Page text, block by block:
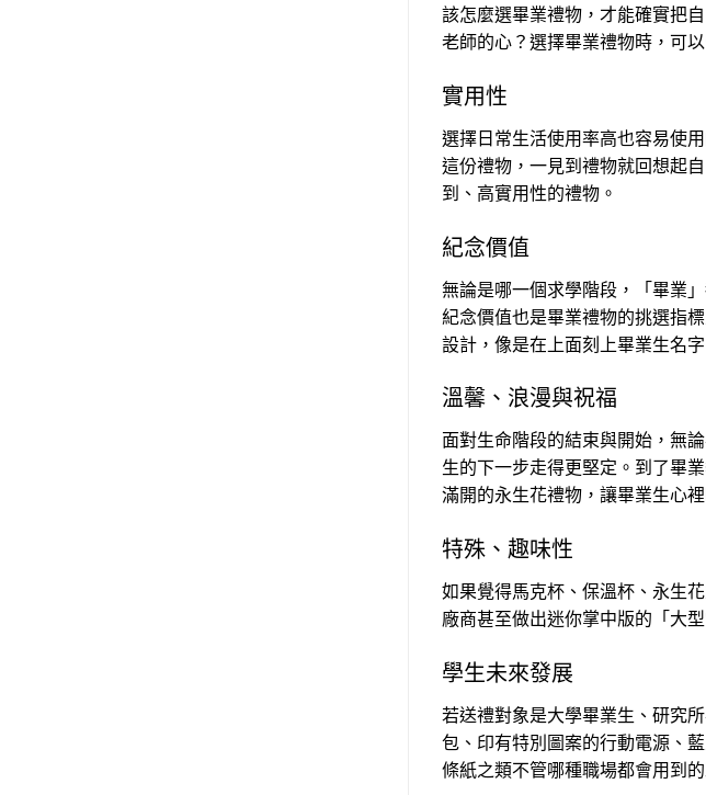
該怎麼選畢業禮物，才能確實把
老師的心？選擇畢業禮物時，可
實用性
選擇日常生活使用率高也容易使
這份禮物，一見到禮物就回想起
到、高實用性的禮物。
紀念價值
無論是哪一個求學階段，「畢業
紀念價值也是畢業禮物的挑選指
設計，像是在上面刻上畢業生名
溫馨、浪漫與祝福
面對生命階段的結束與開始，無
生的下一步走得更堅定。到了畢
滿開的永生花禮物，讓畢業生心
特殊、趣味性
如果覺得馬克杯、保溫杯、永生
廠商甚至做出迷你掌中版的「大
學生未來發展
若送禮對象是大學畢業生、研究
包、印有特別圖案的行動電源、
條紙之類不管哪種職場都會用到